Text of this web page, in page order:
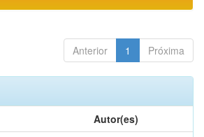
Anterior 1 Próxima
Autor(es)